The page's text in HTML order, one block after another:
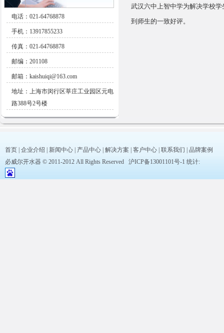
电话：021-64768878
手机：13917855233
传真：021-64768878
邮编：201108
邮箱：kaishuiqi@163.com
地址：上海市闵行区莘庄工业园区元电
路388号2号楼
武汉六中上智中学为解决学校
到师生的一致好评。
首页 企业介绍 新闻中心 产品中心 解决方案 客户中心 联系我们
品牌案例
必威尔开水器 © 2011-2012 All Rights Reserved 沪ICP备13001101号-1 统计: